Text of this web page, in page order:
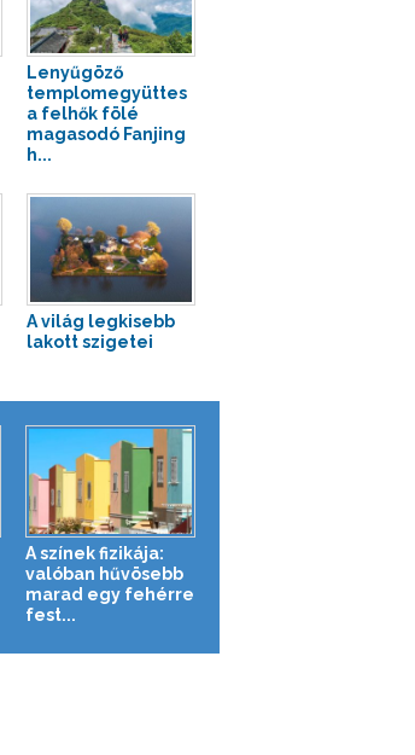
Lenyűgöző
templomegyüttes
a felhők fölé
magasodó Fanjing
h...
A világ legkisebb
lakott szigetei
A színek fizikája:
valóban hűvösebb
marad egy fehérre
fest...